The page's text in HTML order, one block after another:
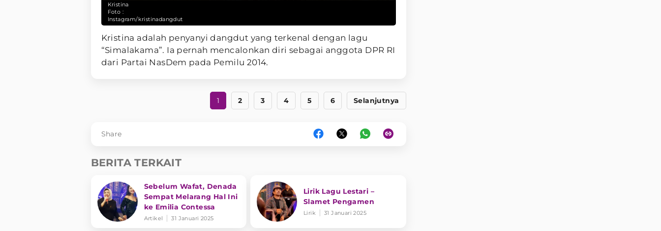
Kristina
Foto :
Instagram/kristinadangdut
Kristina adalah penyanyi dangdut yang terkenal dengan lagu
“Simalakama”. Ia pernah mencalonkan diri sebagai anggota DPR RI
dari Partai NasDem pada Pemilu 2014.
1 2 3 4 5 6 Selanjutnya
Share
BERITA TERKAIT
Sebelum Wafat, Denada
Sempat Melarang Hal Ini
ke Emilia Contessa
Artikel 31 Januari 2025
Lirik Lagu Lestari –
Slamet Pengamen
Lirik 31 Januari 2025